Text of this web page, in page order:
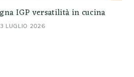
IGP versatilità in cucina
3 LUGLIO 2026